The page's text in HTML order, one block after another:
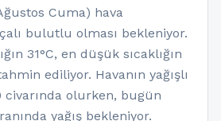
Cuma) hava
bulutlu olması bekleniyor.
31°C, en düşük sıcaklığın
ediliyor. Havanın yağışlı
olurken, bugün
yağış bekleniyor.